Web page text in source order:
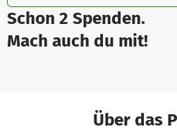
Schon 2 Spenden.
Mach auch du mit!
Über das